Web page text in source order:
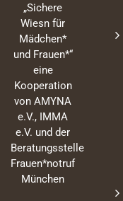
„Sichere
Wiesn für
Mädchen*
und Frauen*“
eine
Kooperation
von AMYNA
e.V., IMMA
e.V. und der
Beratungsstelle
Frauen*notruf
München